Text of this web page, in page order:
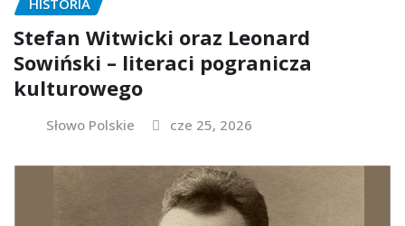
HISTORIA
Stefan Witwicki oraz Leonard
Sowiński – literaci pogranicza
kulturowego
Słowo Polskie cze 25, 2026